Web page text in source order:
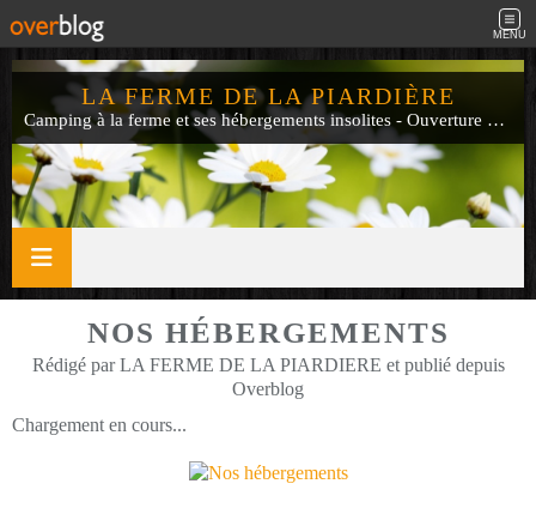
MENU
LA FERME DE LA PIARDIÈRE
Camping à la ferme et ses hébergements insolites - Ouverture de mi-avril à fin septembre
NOS HÉBERGEMENTS
Rédigé par LA FERME DE LA PIARDIERE et publié depuis
Overblog
Chargement en cours...